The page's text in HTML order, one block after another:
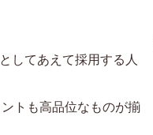
してあえて採用する人
トも高品位なものが揃